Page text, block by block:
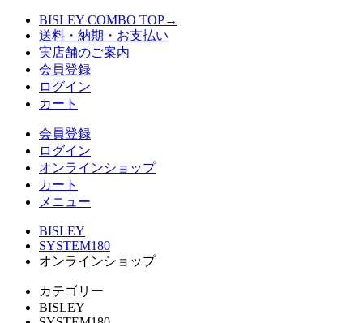
BISLEY COMBO TOP→
送料・納期・お支払い
実店舗のご案内
会員登録
ログイン
カート
会員登録
ログイン
オンラインショップ
カート
メニュー
BISLEY
SYSTEM180
オンラインショップ
カテゴリー
BISLEY